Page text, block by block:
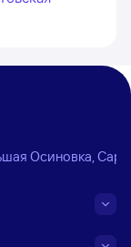
Осиновка,